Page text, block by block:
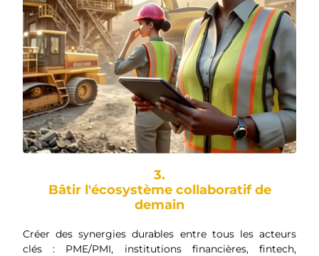
3.
Bâtir l'écosystème collaboratif de
demain
Créer des synergies durables entre tous les acteurs
clés : PME/PMI, institutions financières, fintech,